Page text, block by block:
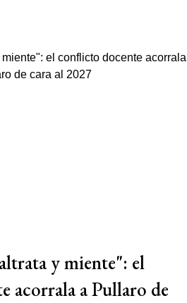
y miente": el
acorrala a Pullaro de